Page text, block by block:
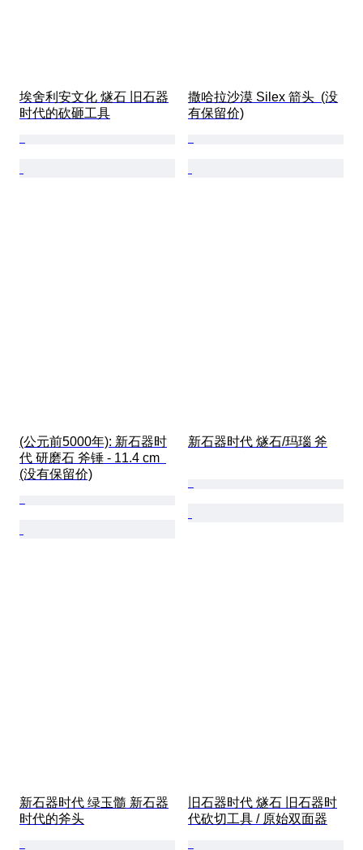
埃舍利安文化 燧石 旧石器
时代的砍砸工具
撒哈拉沙漠 Silex 箭头  (没
有保留价)
(公元前5000年): 新石器时
代 研磨石 斧锤 - 11.4 cm
(没有保留价)
新石器时代 燧石/玛瑙 斧
新石器时代 绿玉髓 新石器
时代的斧头
旧石器时代 燧石 旧石器时
代砍切工具 / 原始双面器